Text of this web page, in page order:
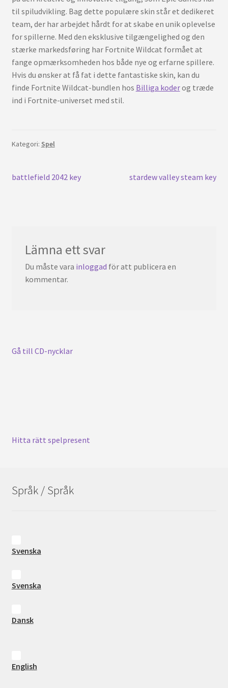
til spiludvikling. Bag dette populære skin står et dedikeret
team, der har arbejdet hårdt for at skabe en unik oplevelse
for spillerne. Med den eksklusive tilgængelighed og den
stærke markedsføring har Fortnite Wildcat formået at
fange opmærksomheden hos både nye og erfarne spillere.
Hvis du ønsker at få fat i dette fantastiske skin, kan du
finde Fortnite Wildcat-bundlen hos Billiga koderog træde
ind i Fortnite-universet med stil.
Kategori: Spel
Inläggsnavigering
Tidigare
battlefield 2042 key
Nästa
stardew valley steam key
Lämna ett svar
Du måste vara inloggad för att publicera en
kommentar.
Gå till CD-nycklar
Hitta rätt spelpresent
Språk / Språk
Svenska
Svenska
Dansk
English